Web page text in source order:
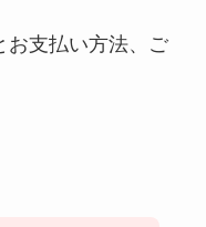
お支払い方法、ご